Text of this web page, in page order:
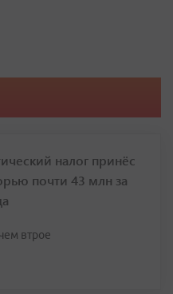
налог принёс
почти 43 млн за
втрое